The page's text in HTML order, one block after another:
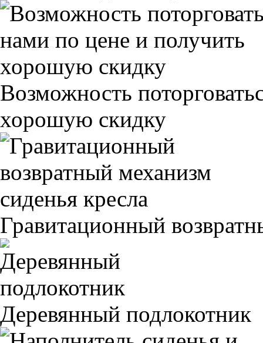
Возможность
хорошую скидку
Гравитационный
Деревянный подлокотник